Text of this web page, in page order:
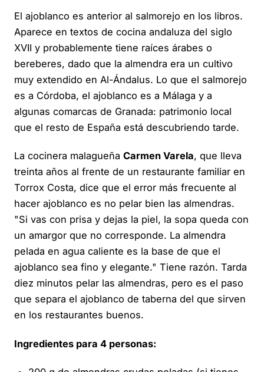
El ajoblanco es anterior al salmorejo en los libros.
Aparece en textos de cocina andaluza del siglo
XVII y probablemente tiene raíces árabes o
bereberes, dado que la almendra era un cultivo
muy extendido en Al-Ándalus. Lo que el salmorejo
es a Córdoba, el ajoblanco es a Málaga y a
algunas comarcas de Granada: patrimonio local
que el resto de España está descubriendo tarde.
La cocinera malagueña Carmen Varela, que lleva
treinta años al frente de un restaurante familiar en
Torrox Costa, dice que el error más frecuente al
hacer ajoblanco es no pelar bien las almendras.
"Si vas con prisa y dejas la piel, la sopa queda con
un amargor que no corresponde. La almendra
pelada en agua caliente es la base de que el
ajoblanco sea fino y elegante." Tiene razón. Tarda
diez minutos pelar las almendras, pero es el paso
que separa el ajoblanco de taberna del que sirven
en los restaurantes buenos.
Ingredientes para 4 personas: